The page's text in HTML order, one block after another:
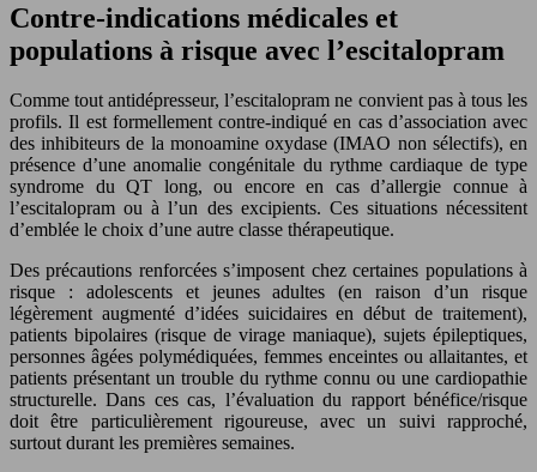
Contre-indications médicales et
populations à risque avec l’escitalopram
Comme tout antidépresseur, l’escitalopram ne convient pas à tous les
profils. Il est formellement contre‑indiqué en cas d’association avec
des inhibiteurs de la monoamine oxydase (IMAO non sélectifs), en
présence d’une anomalie congénitale du rythme cardiaque de type
syndrome du QT long, ou encore en cas d’allergie connue à
l’escitalopram ou à l’un des excipients. Ces situations nécessitent
d’emblée le choix d’une autre classe thérapeutique.
Des précautions renforcées s’imposent chez certaines populations à
risque : adolescents et jeunes adultes (en raison d’un risque
légèrement augmenté d’idées suicidaires en début de traitement),
patients bipolaires (risque de virage maniaque), sujets épileptiques,
personnes âgées polymédiquées, femmes enceintes ou allaitantes, et
patients présentant un trouble du rythme connu ou une cardiopathie
structurelle. Dans ces cas, l’évaluation du rapport bénéfice/risque
doit être particulièrement rigoureuse, avec un suivi rapproché,
surtout durant les premières semaines.